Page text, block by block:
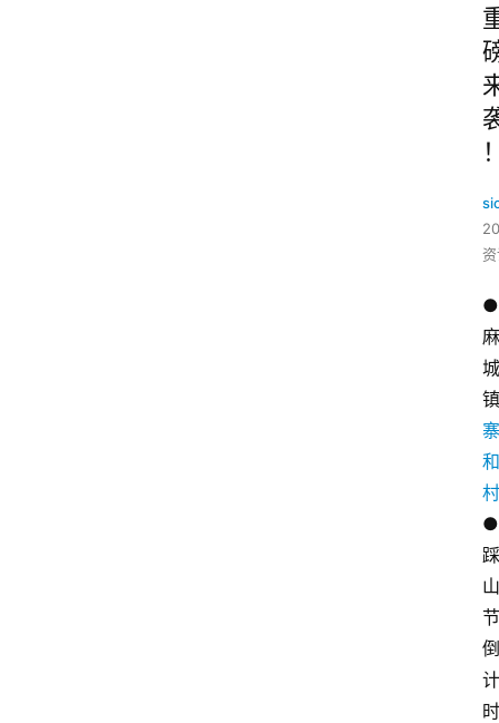
●
麻
城
镇
寨
和
村
●
踩
山
节
倒
计
时